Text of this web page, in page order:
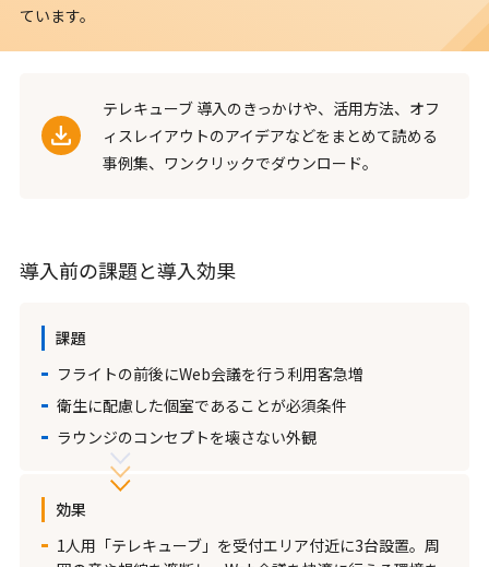
ています。
テレキューブ 導入のきっかけや、活用方法、オフ
ィスレイアウトのアイデアなどをまとめて読める
事例集、ワンクリックでダウンロード。
導入前の課題と導入効果
課題
フライトの前後にWeb会議を行う利用客急増
衛生に配慮した個室であることが必須条件
ラウンジのコンセプトを壊さない外観
効果
1人用「テレキューブ」を受付エリア付近に3台設置。周